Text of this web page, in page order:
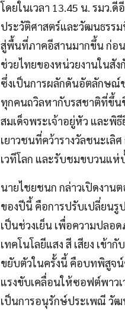
โดยในเวลา 13.45 น. รมว
ประวัติศาสตร์และวัฒนธรรม
สู่พื้นที่ภาคอีสานมากขึ้น ก่อน
ช่วยไทยของหน่วยงานในสัง
ซึ่งเป็นการผลักดันอัตลักษณ์
ทุกคนถวิลหากับรสชาติที่ขึ้น
สมเด็จพระเจ้าอยู่หัว และพิ
เยาวชนที่คว้ารางวัลชนะเลิ
เวทีโลก และรับชมขบวนแห่
นายไชยชนก กล่าวเปิดงา
ของปีนี้ คือการปรับเปลี่ยนรู
เป็นช่วงเย็น เพื่อความปลอ
เทคโนโลยีแสง สี เสียง เข้
ขยับตัวในครั้งนี้ คือบทพิสูจน์
แรงขับเคลื่อนให้ซอฟต์พาว
เป็นการอนุรักษ์ประเพณี วั